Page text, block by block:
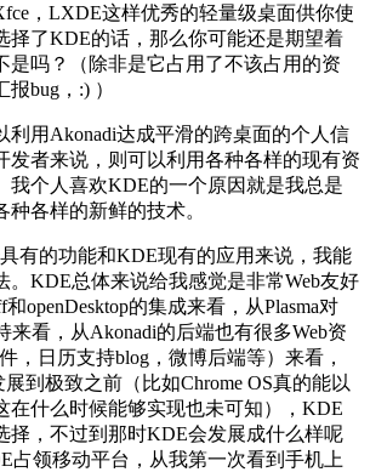
，LXDE这样优秀的轻量级桌面供你使
择了KDE的话，那么你可能还是期望着
是吗？（除非是它占用了不该占用的资
bug，:) ）
利用Akonadi达成平滑的跨桌面的个人信
发者来说，则可以利用各种各样的现有资
我个人喜欢KDE的一个原因就是我总是
各样的新鲜的技术。
有的功能和KDE现有的应用来说，我能
。KDE总体来说给我感觉是非常Web友好
openDesktop的集成来看，从Plasma对
来看，从Akonadi的后端也有很多Web资
，日历支持blog，微博后端等）来看，
到极致之前（比如Chrome OS真的能以
在什么时候能够实现也未可知），KDE
择，不过到那时KDE会发展成什么样呢
占领移动平台，从我第一次看到手机上